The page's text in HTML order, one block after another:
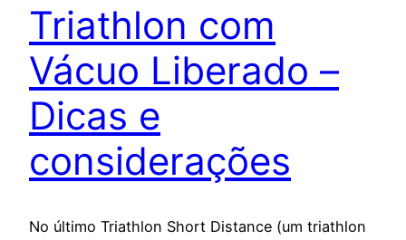
Triathlon com
Vácuo Liberado –
Dicas e
considerações
No último Triathlon Short Distance (um triathlon